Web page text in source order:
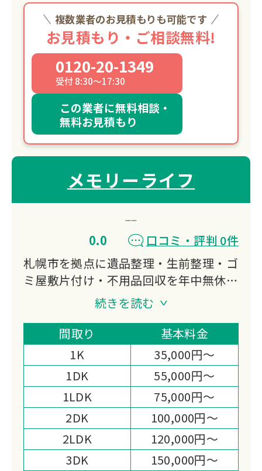
複数業者のお見積もりも可能です
お見積もり・ご相談無料!
0120-20-1349
受付 8:30～17:30
この業者に無料相談・
無料お見積もり
メモリーライフ
0.0
口コミ・評判 0件
札幌市を拠点に遺品整理・生前整理・ゴ
ミ屋敷片付け・不用品回収を年中無休で
対応。3,000件超の豊富な実績を持ち、
ほとんどの案件を作業当日1日で完了。
見積もり対応や買取による費用削減、独
自の消臭技術まで、お客様の状況に寄り
添った柔軟なサービスを提供していま
続きを読む
間取り
基本料金
1K
35,000円～
1DK
55,000円～
1LDK
75,000円～
2DK
100,000円～
2LDK
120,000円～
3DK
150,000円～